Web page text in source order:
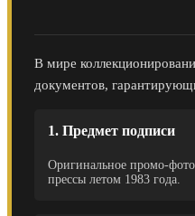
В мире
документов,
1. Предмет подписи
Оригинальное промо-
прессы летом 1983 года.